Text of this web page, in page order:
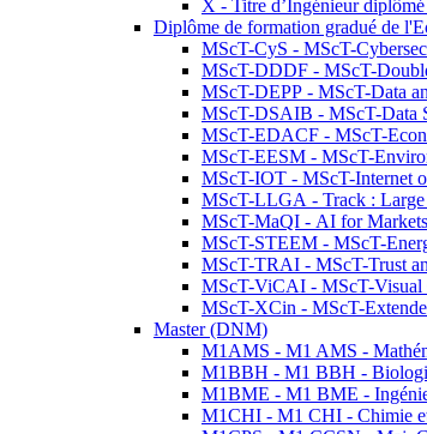
X - Titre d’Ingénieur
Diplôme de formation gradué de
MScT-CyS - MScT-
MScT-DDDF - MScT-
MScT-DEPP - MScT-Data
MScT-DSAIB - MScT-Data
MScT-EDACF - MScT-
MScT-EESM - MScT-
MScT-IOT - MScT-Internet
MScT-LLGA - Track : Large
MScT-MaQI - AI for
MScT-STEEM - MScT-
MScT-TRAI - MScT-Trust
MScT-ViCAI - MScT-Visual
MScT-XCin - MScT-
Master (DNM)
M1AMS - M1 AMS -
M1BBH - M1 BBH -
M1BME - M1 BME -
M1CHI - M1 CHI - Chimie